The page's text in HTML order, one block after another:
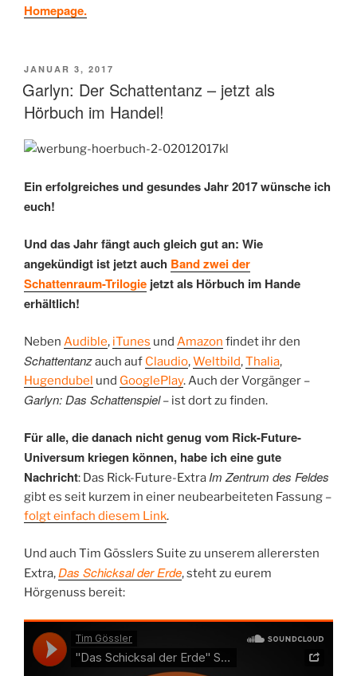
Homepage.
VERÖFFENTLICHT
AM
JANUAR 3, 2017
Garlyn: Der Schattentanz – jetzt als
Hörbuch im Handel!
Ein erfolgreiches und gesundes Jahr 2017 wünsche ich
euch!
Und das Jahr fängt auch gleich gut an: Wie
angekündigt ist jetzt auch Band zwei der
Schattenraum-Trilogie jetzt als Hörbuch im Hande
erhältlich!
Neben Audible, iTunes und Amazon findet ihr den
Schattentanzauch auf Claudio,Weltbild,Thalia,
Hugendubel und GooglePlay. Auch der Vorgänger –
Garlyn: Das Schattenspiel– ist dort zu finden.
Für alle, die danach nicht genug vom Rick-Future-
Universum kriegen können, habe ich eine gute
Nachricht: Das Rick-Future-Extra Im Zentrum des Feldes
gibt es seit kurzem in einer neubearbeiteten Fassung –
folgt einfach diesem Link.
Und auch Tim Gösslers Suite zu unserem allerersten
Extra,Das Schicksal der Erde, steht zu eurem
Hörgenuss bereit: